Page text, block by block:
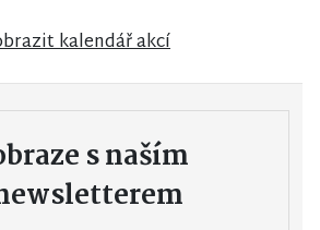
kalendář akcí
s naším